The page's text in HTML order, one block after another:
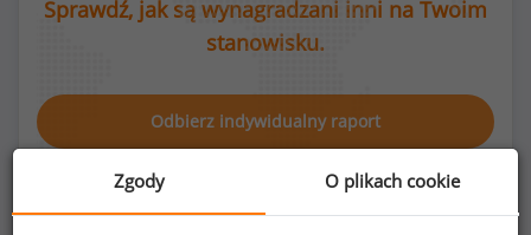
Sprawdź, jak są wynagradzani inni na Twoim
stanowisku.
Odbierz indywidualny raport
Zgody O plikach cookie